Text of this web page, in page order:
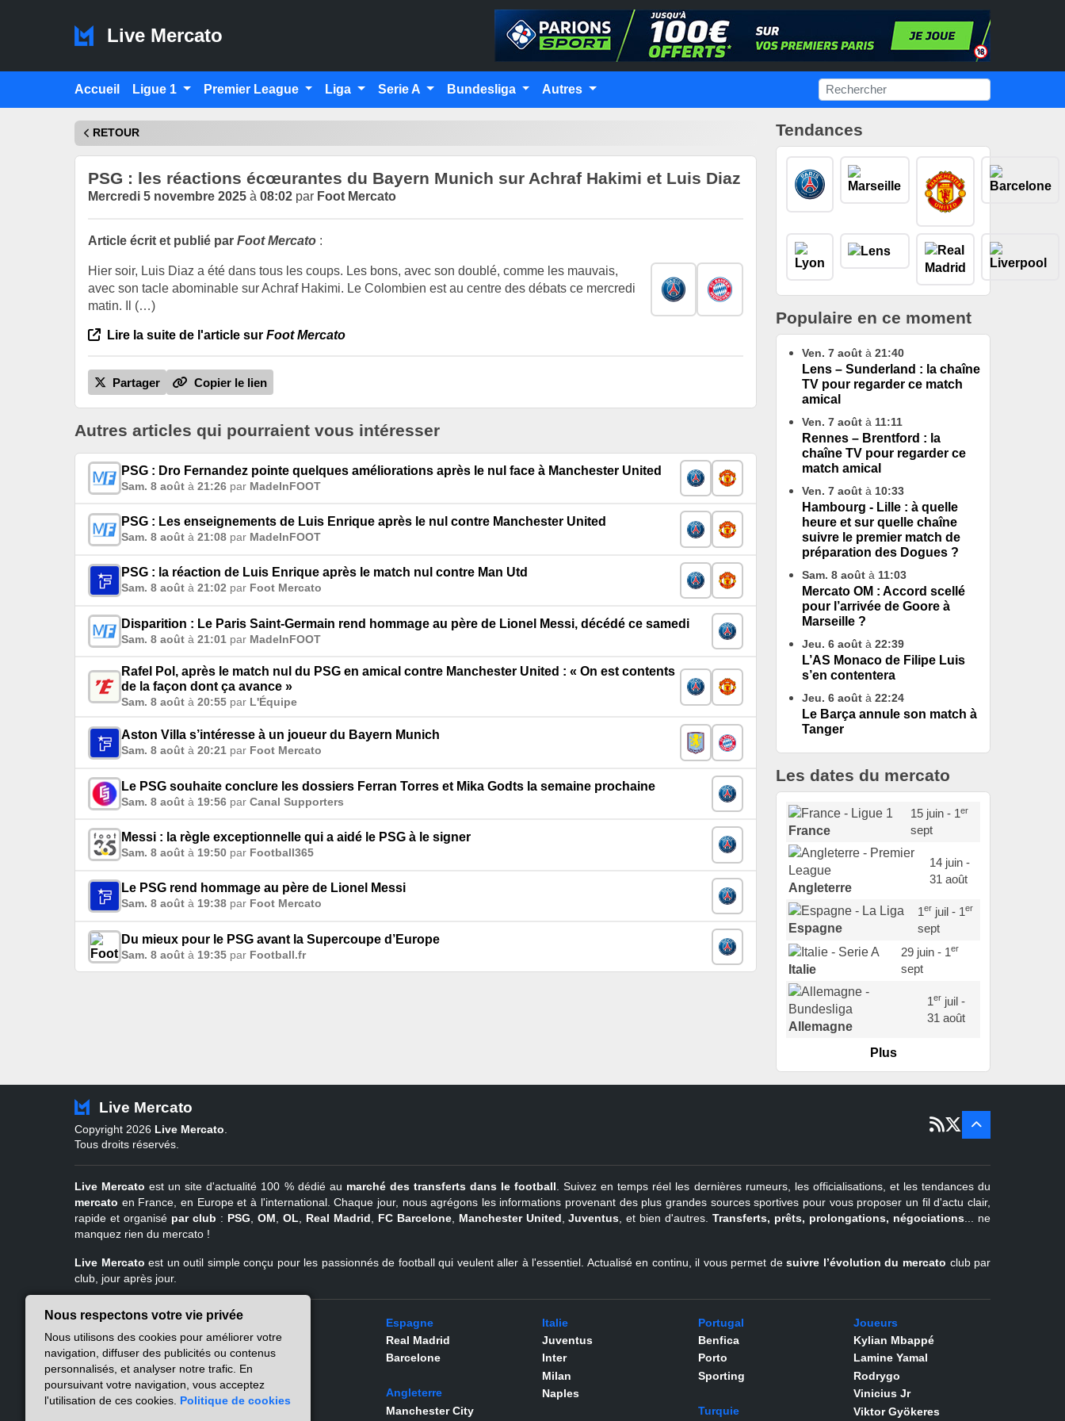
Live Mercato
Accueil Ligue 1 Premier League Liga Serie A Bundesliga Autres
RETOUR
PSG : les réactions écœurantes du Bayern Munich sur Achraf Hakimi et Luis Diaz
Mercredi 5 novembre 2025 à 08:02 par Foot Mercato
Article écrit et publié par Foot Mercato :
Hier soir, Luis Diaz a été dans tous les coups. Les bons, avec son doublé, comme les mauvais,
avec son tacle abominable sur Achraf Hakimi. Le Colombien est au centre des débats ce mercredi
matin. Il (…)
Lire la suite de l'article sur Foot Mercato
Partager Copier le lien
Autres articles qui pourraient vous intéresser
PSG : Dro Fernandez pointe quelques améliorations après le nul face à Manchester United
Sam. 8 août à 21:26 par MadeInFOOT
PSG : Les enseignements de Luis Enrique après le nul contre Manchester United
Sam. 8 août à 21:08 par MadeInFOOT
PSG : la réaction de Luis Enrique après le match nul contre Man Utd
Sam. 8 août à 21:02 par Foot Mercato
Disparition : Le Paris Saint-Germain rend hommage au père de Lionel Messi, décédé ce samedi
Sam. 8 août à 21:01 par MadeInFOOT
Rafel Pol, après le match nul du PSG en amical contre Manchester United : « On est contents
de la façon dont ça avance »
Sam. 8 août à 20:55 par L'Équipe
Aston Villa s’intéresse à un joueur du Bayern Munich
Sam. 8 août à 20:21 par Foot Mercato
Le PSG souhaite conclure les dossiers Ferran Torres et Mika Godts la semaine prochaine
Sam. 8 août à 19:56 par Canal Supporters
Messi : la règle exceptionnelle qui a aidé le PSG à le signer
Sam. 8 août à 19:50 par Football365
Le PSG rend hommage au père de Lionel Messi
Sam. 8 août à 19:38 par Foot Mercato
Du mieux pour le PSG avant la Supercoupe d’Europe
Sam. 8 août à 19:35 par Football.fr
Tendances
Populaire en ce moment
Ven. 7 août à 21:40
Lens – Sunderland : la chaîne
TV pour regarder ce match
amical
Ven. 7 août à 11:11
Rennes – Brentford : la
chaîne TV pour regarder ce
match amical
Ven. 7 août à 10:33
Hambourg - Lille : à quelle
heure et sur quelle chaîne
suivre le premier match de
préparation des Dogues ?
Sam. 8 août à 11:03
Mercato OM : Accord scellé
pour l’arrivée de Goore à
Marseille ?
Jeu. 6 août à 22:39
L’AS Monaco de Filipe Luis
s’en contentera
Jeu. 6 août à 22:24
Le Barça annule son match à
Tanger
Les dates du mercato
France
15 juin - 1er
sept
Angleterre
14 juin -
31 août
Espagne
1erjuil - 1er
sept
Italie
29 juin - 1er
sept
Allemagne
1erjuil -
31 août
Portugal
15 sept
sept
Turquie
sept
Belgique
juil -
31 août
Plus
Live Mercato
Copyright 2026 Live Mercato.
Tous droits réservés.
Live Mercato est un site d'actualité 100 % dédié au marché des transferts dans le football . Suivez en temps réel les dernières rumeurs, les officialisations, et les tendances du
mercato en France, en Europe et à l'international. Chaque jour, nous agrégons les informations provenant des plus grandes sources sportives pour vous proposer un fil d'actu clair,
rapide et organisé par club : PSG OM OL Real Madrid FC Barcelone, Manchester United ,Juventus , et bien d'autres.Transferts, prêts, prolongations, négociations ... ne
manquez rien du mercato !
Live Mercato est un outil simple conçu pour les passionnés de football qui veulent aller à l'essentiel. Actualisé en continu, il vous permet desuivre l’évolution du mercato club par
club, jour après jour.
Live Mercato
A propos
Nous contacter
Mentions légales
Ligue 1
PSG
Marseille
Lyon
Lille
Espagne
Real Madrid
Barcelone
Angleterre
Manchester City
Italie
Juventus
Inter
Milan
Naples
Portugal
Benfica
Porto
Sporting
Turquie
Joueurs
Kylian Mbappé
Lamine Yamal
Rodrygo
Vinicius Jr
Viktor Gyökeres
Nous respectons votre vie privée
Nous utilisons des cookies pour améliorer votre
navigation, diffuser des publicités ou contenus
personnalisés, et analyser notre trafic. En
poursuivant votre navigation, vous acceptez
l'utilisation de ces cookies. Politique de cookies